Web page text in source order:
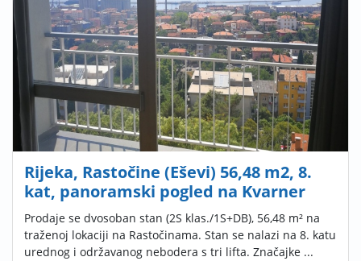
Rijeka, Rastočine (Eševi) 56,48 m2, 8.
kat, panoramski pogled na Kvarner
Prodaje se dvosoban stan (2S klas./1S+DB), 56,48 m² na
traženoj lokaciji na Rastočinama. Stan se nalazi na 8. katu
urednog i održavanog nebodera s tri lifta. Značajke ...